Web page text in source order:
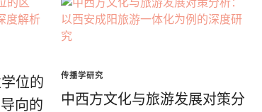
位的
向的
传播学研究
中西方文化与旅游发展对策分